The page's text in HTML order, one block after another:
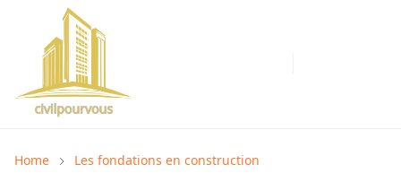
Home Les fondations en construction